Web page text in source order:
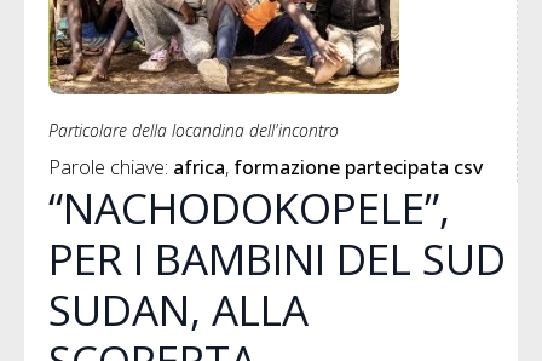
Particolare della locandina dell'incontro
Parole chiave: africa formazione partecipata csv
“NACHODOKOPELE”,
PER I BAMBINI DEL SUD
SUDAN, ALLA